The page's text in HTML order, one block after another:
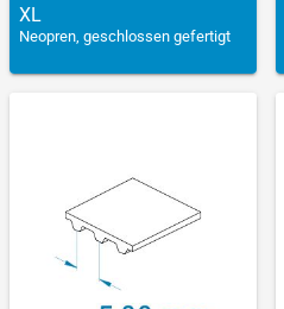
XL
Neopren, geschlossen gefertigt